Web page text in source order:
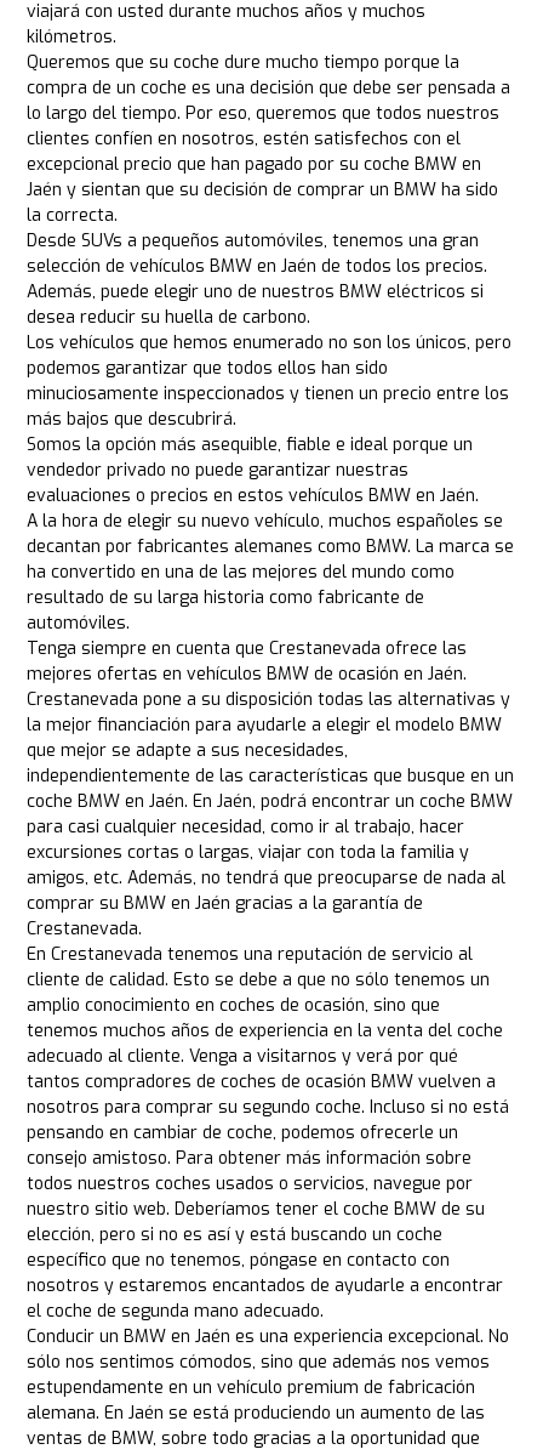
viajará con usted durante muchos años y muchos
kilómetros.
Queremos que su coche dure mucho tiempo porque la
compra de un coche es una decisión que debe ser pensada a
lo largo del tiempo. Por eso, queremos que todos nuestros
clientes confíen en nosotros, estén satisfechos con el
excepcional precio que han pagado por su coche BMW en
Jaén y sientan que su decisión de comprar un BMW ha sido
la correcta.
Desde SUVs a pequeños automóviles, tenemos una gran
selección de vehículos BMW en Jaén de todos los precios.
Además, puede elegir uno de nuestros BMW eléctricos si
desea reducir su huella de carbono.
Los vehículos que hemos enumerado no son los únicos, pero
podemos garantizar que todos ellos han sido
minuciosamente inspeccionados y tienen un precio entre los
más bajos que descubrirá.
Somos la opción más asequible, fiable e ideal porque un
vendedor privado no puede garantizar nuestras
evaluaciones o precios en estos vehículos BMW en Jaén.
A la hora de elegir su nuevo vehículo, muchos españoles se
decantan por fabricantes alemanes como BMW. La marca se
ha convertido en una de las mejores del mundo como
resultado de su larga historia como fabricante de
automóviles.
Tenga siempre en cuenta que Crestanevada ofrece las
mejores ofertas en vehículos BMW de ocasión en Jaén.
Crestanevada pone a su disposición todas las alternativas y
la mejor financiación para ayudarle a elegir el modelo BMW
que mejor se adapte a sus necesidades,
independientemente de las características que busque en un
coche BMW en Jaén. En Jaén, podrá encontrar un coche BMW
para casi cualquier necesidad, como ir al trabajo, hacer
excursiones cortas o largas, viajar con toda la familia y
amigos, etc. Además, no tendrá que preocuparse de nada al
comprar su BMW en Jaén gracias a la garantía de
Crestanevada.
En Crestanevada tenemos una reputación de servicio al
cliente de calidad. Esto se debe a que no sólo tenemos un
amplio conocimiento en coches de ocasión, sino que
tenemos muchos años de experiencia en la venta del coche
adecuado al cliente. Venga a visitarnos y verá por qué
tantos compradores de coches de ocasión BMW vuelven a
nosotros para comprar su segundo coche. Incluso si no está
pensando en cambiar de coche, podemos ofrecerle un
consejo amistoso. Para obtener más información sobre
todos nuestros coches usados o servicios, navegue por
nuestro sitio web. Deberíamos tener el coche BMW de su
elección, pero si no es así y está buscando un coche
específico que no tenemos, póngase en contacto con
nosotros y estaremos encantados de ayudarle a encontrar
el coche de segunda mano adecuado.
Conducir un BMW en Jaén es una experiencia excepcional. No
sólo nos sentimos cómodos, sino que además nos vemos
estupendamente en un vehículo premium de fabricación
alemana. En Jaén se está produciendo un aumento de las
ventas de BMW, sobre todo gracias a la oportunidad que